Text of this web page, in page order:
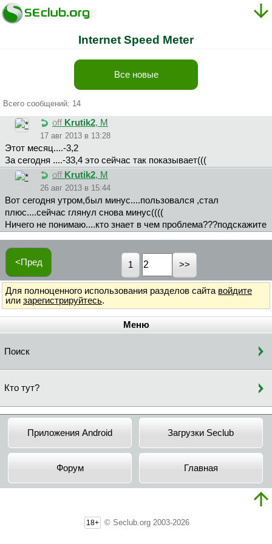
Internet Speed Meter
Все новые
Всего сообщений: 14
off Krutik2, М
17 авг 2013 в 13:28
Этот месяц....-3,2
За сегодня ....-33,4 это сейчас так показывает(((
off Krutik2, М
26 авг 2013 в 15:44
Вот сегодня утром,был минус....пользовался ,стал
плюс....сейчас глянул снова минус((((
Ничего не понимаю....кто знает в чем проблема???подскажите
<Пред 1
Для полноценного использования разделов сайта войдите
или зарегистрируйтесь.
Меню
Поиск
Кто тут?
Приложения Android Загрузки Seclub
Форум Главная
18+ © Seclub.org 2003-2026